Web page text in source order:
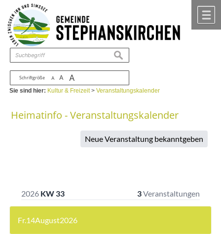
Zum Inhalt ,zur Navigation
Schriftgröße A A A
suchen
Sie sind hier: Kultur & Freizeit>Veranstaltungskalender
Heimatinfo - Veranstaltungskalender